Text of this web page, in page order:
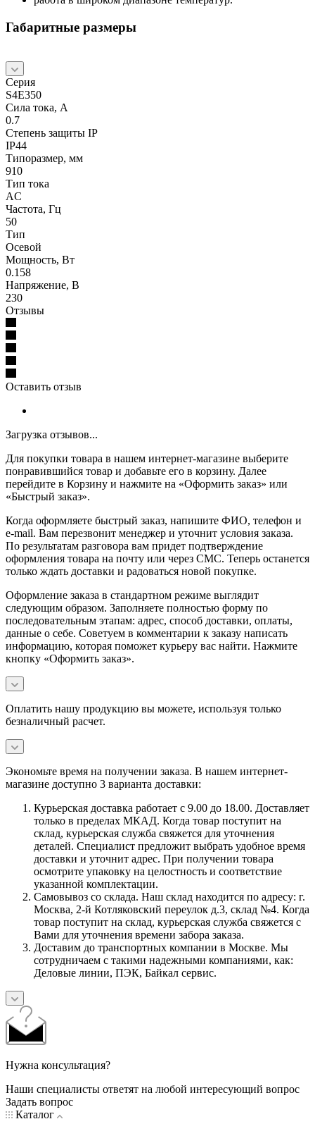
Габаритные размеры
Серия
S4E350
Сила тока, А
0.7
Степень защиты IP
IP44
Типоразмер, мм
910
Тип тока
AC
Частота, Гц
50
Тип
Осевой
Мощность, Вт
0.158
Напряжение, В
230
Отзывы
Оставить отзыв
Загрузка отзывов...
Для покупки товара в нашем интернет-магазине выберите
понравившийся товар и добавьте его в корзину. Далее
перейдите в Корзину и нажмите на «Оформить заказ» или
«Быстрый заказ».
Когда оформляете быстрый заказ, напишите ФИО, телефон и
e-mail. Вам перезвонит менеджер и уточнит условия заказа.
По результатам разговора вам придет подтверждение
оформления товара на почту или через СМС. Теперь останется
только ждать доставки и радоваться новой покупке.
Оформление заказа в стандартном режиме выглядит
следующим образом. Заполняете полностью форму по
последовательным этапам: адрес, способ доставки, оплаты,
данные о себе. Советуем в комментарии к заказу написать
информацию, которая поможет курьеру вас найти. Нажмите
кнопку «Оформить заказ».
Оплатить нашу продукцию вы можете, используя только
безналичный расчет.
Экономьте время на получении заказа. В нашем интернет-
магазине доступно 3 варианта доставки:
Курьерская доставка работает с 9.00 до 18.00. Доставляет
только в пределах МКАД. Когда товар поступит на
склад, курьерская служба свяжется для уточнения
деталей. Специалист предложит выбрать удобное время
доставки и уточнит адрес. При получении товара
осмотрите упаковку на целостность и соответствие
указанной комплектации.
Самовывоз со склада. Наш склад находится по адресу: г.
Москва, 2-й Котляковский переулок д.3, склад №4. Когда
товар поступит на склад, курьерская служба свяжется с
Вами для уточнения времени забора заказа.
Доставим до транспортных компании в Москве. Мы
сотрудничаем с такими надежными компаниями, как:
Деловые линии, ПЭК, Байкал сервис.
Нужна консультация?
Наши специалисты ответят на любой интересующий вопрос
Задать вопрос
Каталог